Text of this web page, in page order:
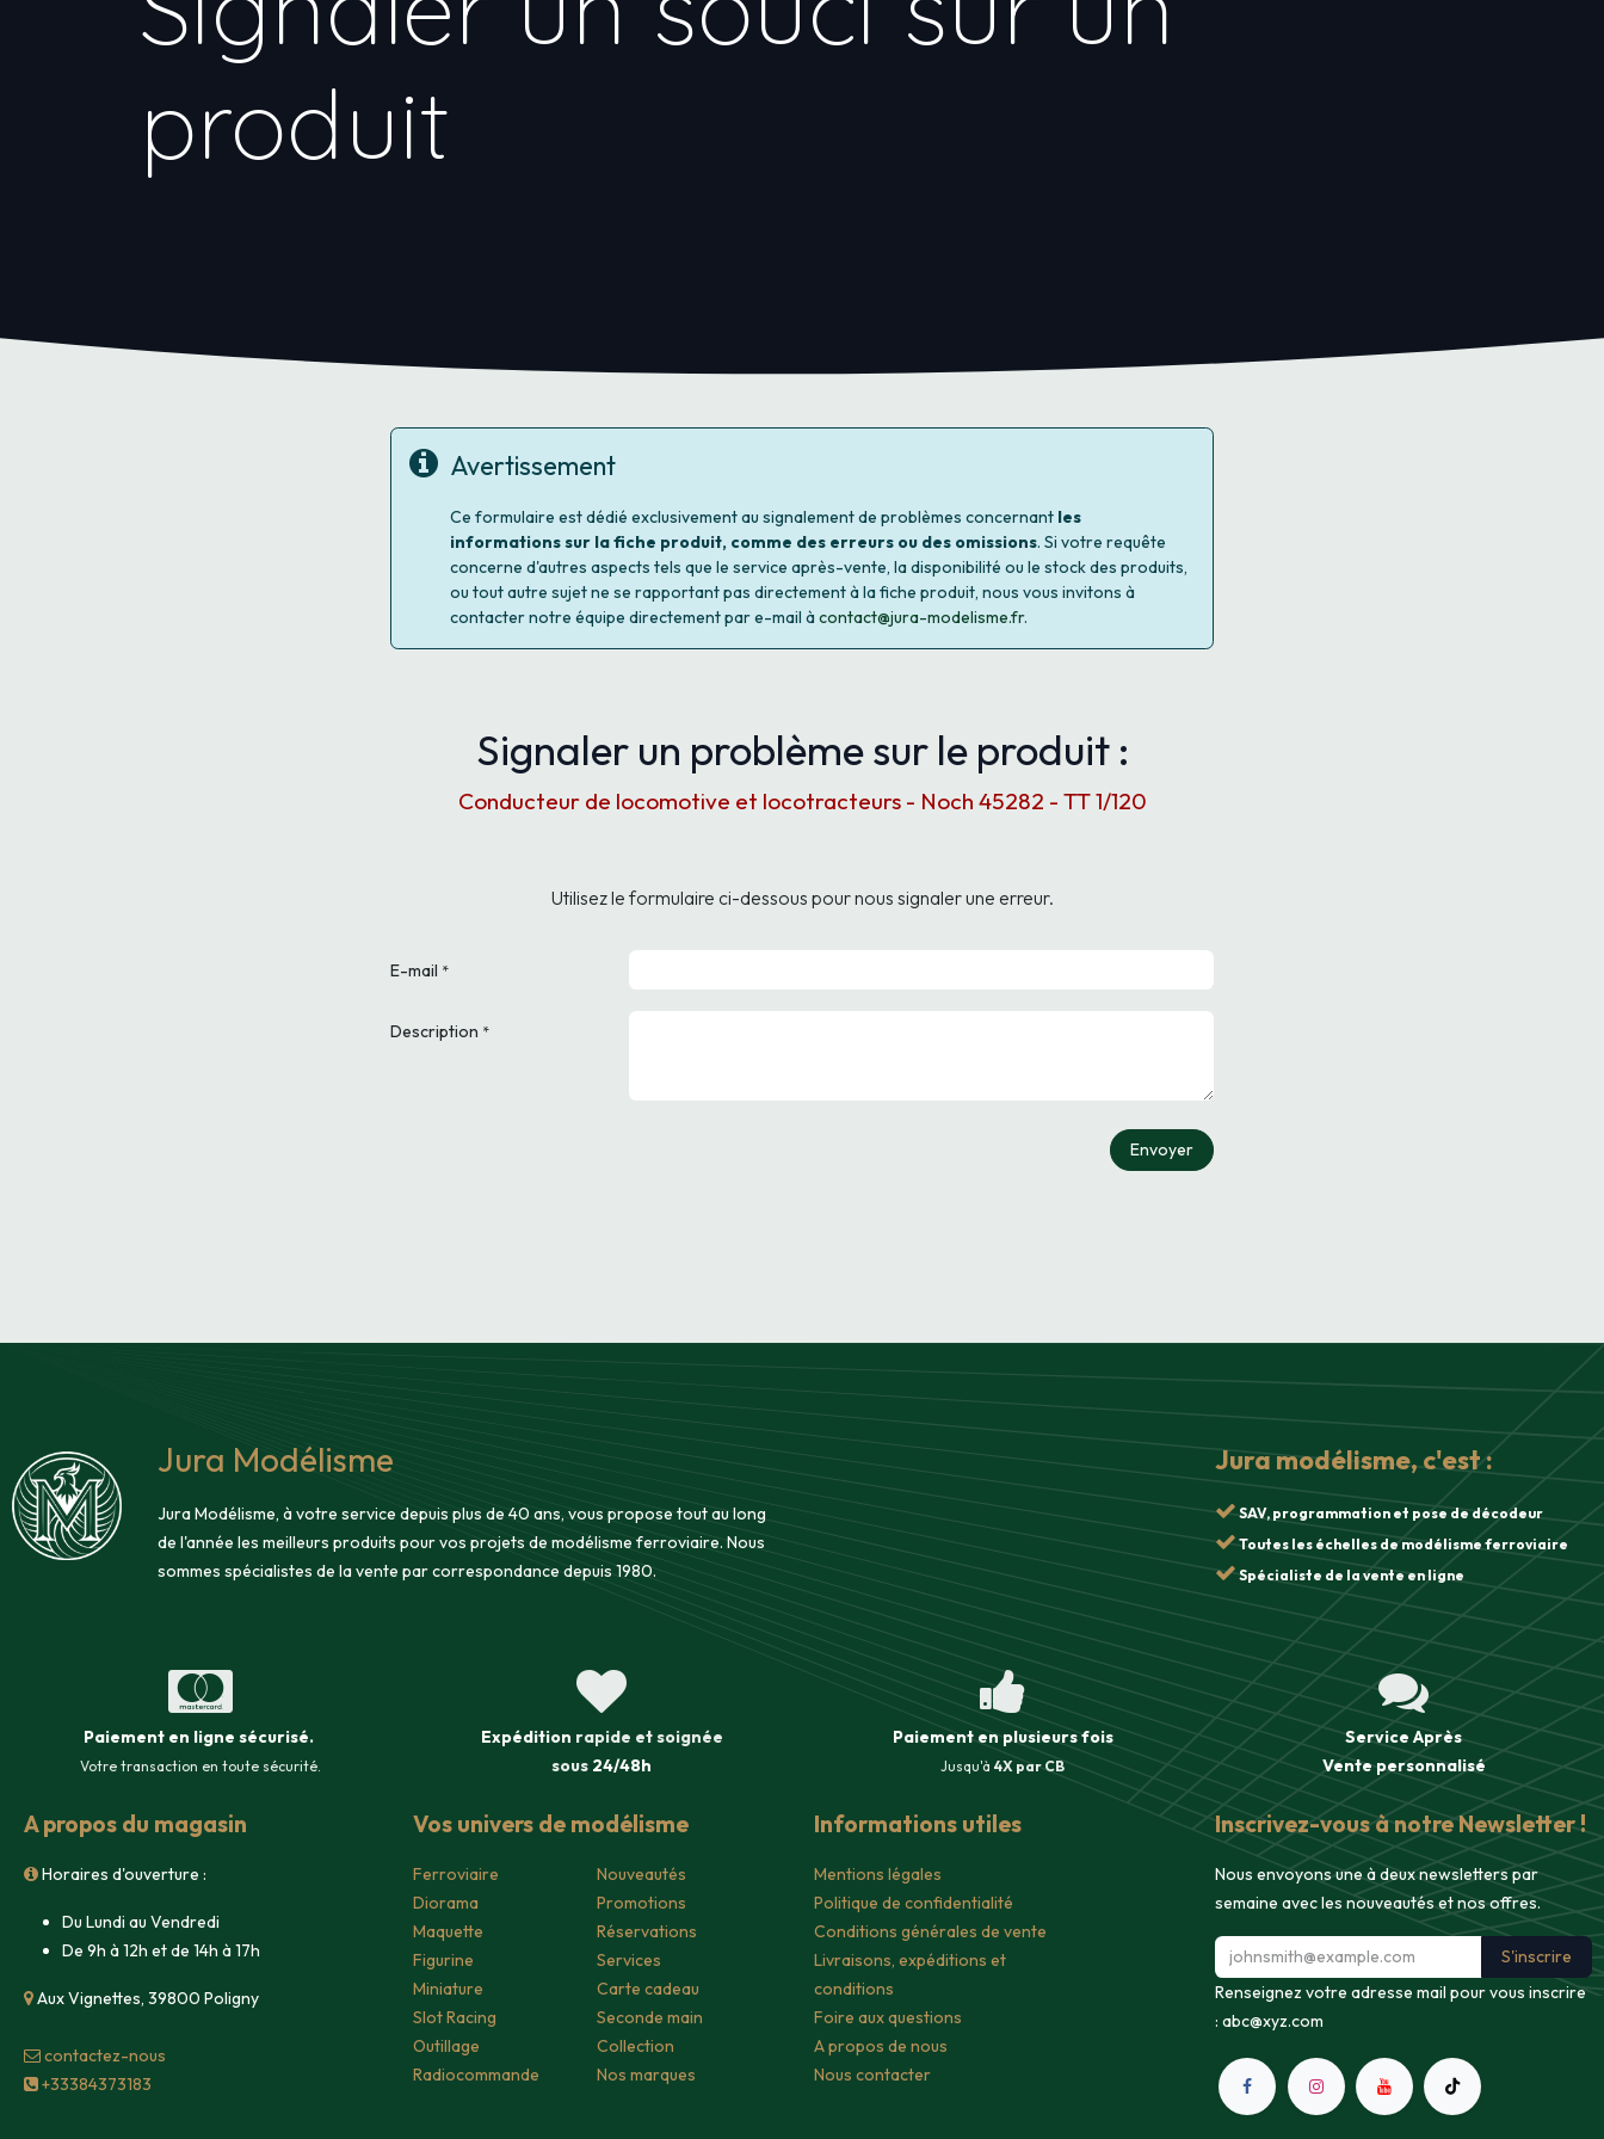
produit
Avertissement
Ce formulaire est dédié exclusivement au signalement de problèmes concernant les
informations sur la fiche produit, comme des erreurs ou des omissions. Si votre requête
concerne d'autres aspects tels que le service après-vente, la disponibilité ou le stock des produits,
ou tout autre sujet ne se rapportant pas directement à la fiche produit, nous vous invitons à
contacter notre équipe directement par e-mail à contact@jura-modelisme.fr.
Signaler un problème sur le produit :
Conducteur de locomotive et locotracteurs - Noch 45282 - TT 1/120
Utilisez le formulaire ci-dessous pour nous signaler une erreur.
E-mail *
Description *
Envoyer
Jura Modélisme
Jura Modélisme, à votre service depuis plus de 40 ans, vous propose tout au long
de l'année les meilleurs produits pour vos projets de modélisme ferroviaire. Nous
sommes spécialistes de la vente par correspondance depuis 1980.
Paiement en ligne sécurisé.
Votre transaction en toute sécurité.
Expédition rapide et soignée
sous 24/48h
Paiement en plusieurs fois
Jusqu'à 4X par CB
Service Après
Ventepersonnalisé
A propos du magasin
Horaires d'ouverture :
Du Lundi au Vendredi
De 9h à 12h et de 14h à 17h
Aux Vignettes, 39800 Poligny
contacte​z-nous
+33384373183
Vos univers de modélisme
Ferroviaire
Diorama
Maquette
Figurine
Miniature
Slot Racing
Outillage
Radiocommande
Nouveautés
Promotions
Réservations
Services
Carte cadeau
Seconde main
Collection
Nos marques
Informations utiles
Mentions légales
Politique de confidentialité
Conditions générales de vente
Livraisons, expéditions et
conditions
Foire aux questions
A propos de nous
Nous contacter
Inscrivez-vous à notre Newsletter !
Nous envoyons une à deux newsletters par
semaine avec les nouveautés et nos offres.
S'inscrire
Renseignez votre adresse mail pour vous inscrire
: abc@xyz.com
Jura modélisme, c'est :
SAV, programmation et pose de décodeur
Toutes les échelles de modélisme ferroviaire
Spécialiste de la vente en ligne